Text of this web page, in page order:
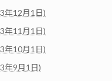
年12月1日)
年11月1日)
年10月1日)
年9月1日)